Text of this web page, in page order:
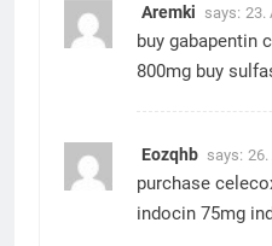
Aremki says: 23.
buy gabapentin
800mg buy
Eozqhb says: 26.
purchase
indocin 75mg